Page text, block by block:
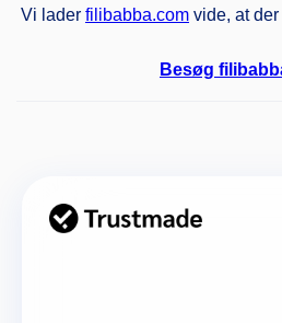
Vi lader filibabba.com vide, at
Besøg